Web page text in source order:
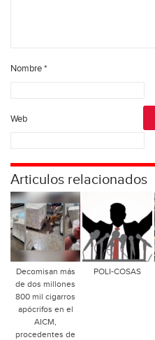
Nombre*
Web
Articulos relacionados
Decomisan más
de dos millones
800 mil cigarros
apócrifos en el
AICM,
procedentes de
POLI-COSAS